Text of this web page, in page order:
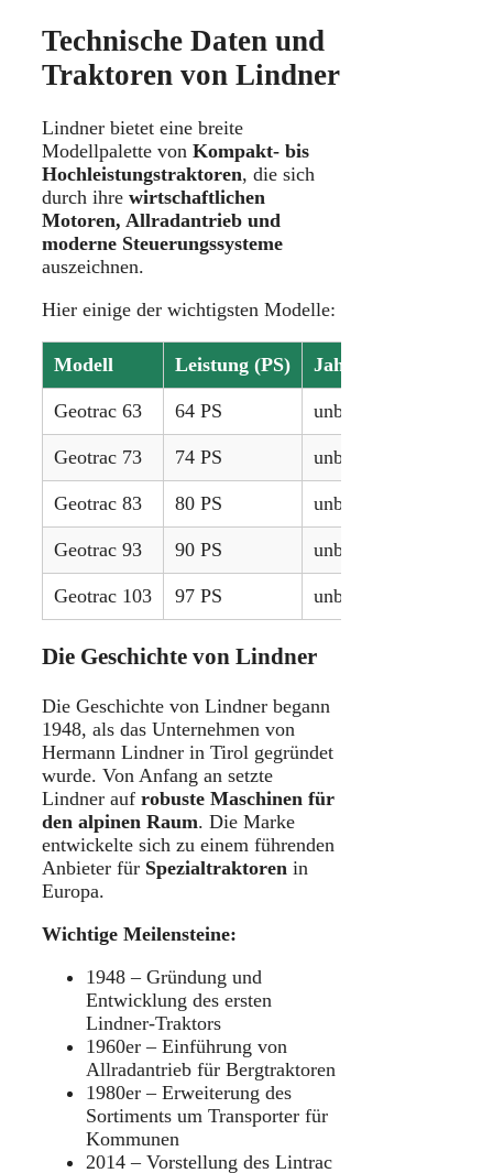
Technische Daten und
Traktoren von Lindner
Lindner bietet eine breite
Modellpalette von Kompakt- bis
Hochleistungstraktoren, die sich
durch ihre wirtschaftlichen
Motoren, Allradantrieb und
moderne Steuerungssysteme
auszeichnen.
Hier einige der wichtigsten Modelle:
Modell Leistung (PS) Jahre
Geotrac 63 64 PS unbekannt
Geotrac 73 74 PS unbekannt
Geotrac 83 80 PS unbekannt
Geotrac 93 90 PS unbekannt
Geotrac 103 97 PS unbekannt
Die Geschichte von Lindner
Die Geschichte von Lindner begann
1948, als das Unternehmen von
Hermann Lindner in Tirol gegründet
wurde. Von Anfang an setzte
Lindner auf robuste Maschinen für
den alpinen Raum. Die Marke
entwickelte sich zu einem führenden
Anbieter für Spezialtraktoren in
Europa.
Wichtige Meilensteine:
1948 – Gründung und
Entwicklung des ersten
Lindner-Traktors
1960er – Einführung von
Allradantrieb für Bergtraktoren
1980er – Erweiterung des
Sortiments um Transporter für
Kommunen
2014 – Vorstellung des Lintrac